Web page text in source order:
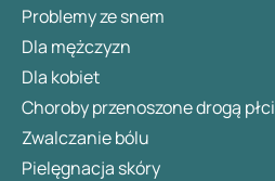
Problemy ze snem
Dla mężczyzn
Dla kobiet
Choroby przenoszone drogą płci
Zwalczanie bólu
Pielęgnacja skóry